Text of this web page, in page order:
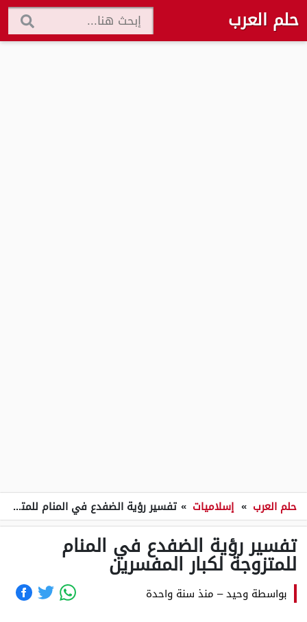
حلم العرب
حلم العرب » إسلاميات » تفسير رؤية الضفدع في المنام للمتزوجة لكبار المفسرين
تفسير رؤية الضفدع في المنام
للمتزوجة لكبار المفسرين
بواسطة وحيد– منذ سنة واحدة